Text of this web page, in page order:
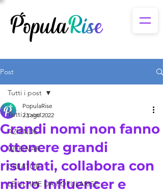
Post
Tutti i post
AZIENDE
WEBINAR
CREATOR
LE ULTIME DA POPULARISE
Tutti i post
Grandi nomi non fanno
ottenere grandi
risultati, collabora con
micro Influencer e
PopulaRise
23 ago 2022